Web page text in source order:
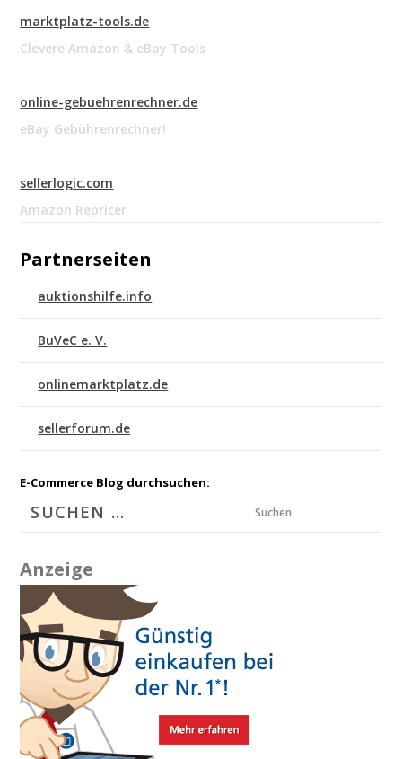
marktplatz-tools.de
Clevere Amazon & eBay Tools
online-gebuehrenrechner.de
eBay Gebührenrechner!
sellerlogic.com
Amazon Repricer
Partnerseiten
auktionshilfe.info
BuVeC e. V.
onlinemarktplatz.de
sellerforum.de
E-Commerce Blog durchsuchen:
Suchen
Anzeige